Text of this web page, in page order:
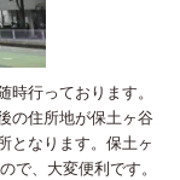
時行っております。
の住所地が保土ヶ谷
となります。保土ヶ
で、大変便利です。